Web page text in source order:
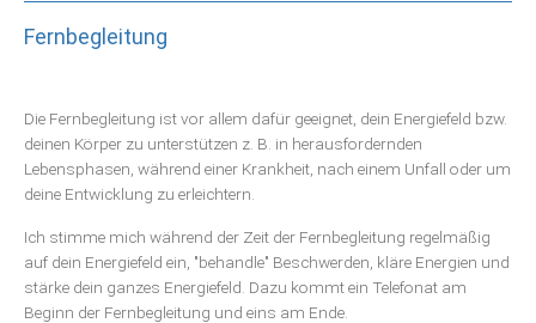
Fernbegleitung
Die Fernbegleitung ist vor allem dafür geeignet, dein Energiefeld bzw.
deinen Körper zu unterstützen z. B. in herausfordernden
Lebensphasen, während einer Krankheit, nach einem Unfall oder um
deine Entwicklung zu erleichtern.
Ich stimme mich während der Zeit der Fernbegleitung regelmäßig
auf dein Energiefeld ein, "behandle" Beschwerden, kläre Energien und
stärke dein ganzes Energiefeld. Dazu kommt ein Telefonat am
Beginn der Fernbegleitung und eins am Ende.